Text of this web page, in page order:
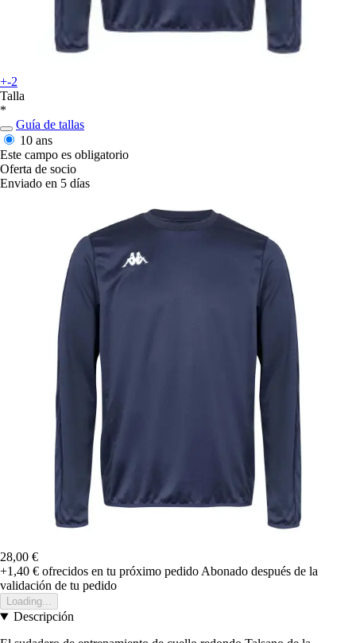
+-2
Talla
*
Guía de tallas
10 ans
Este campo es obligatorio
Oferta de socio
Enviado en 5 días
28,00 €
+1,40 € ofrecidos en tu próximo pedido Abonado después de la
validación de tu pedido
Loading...
Descripción